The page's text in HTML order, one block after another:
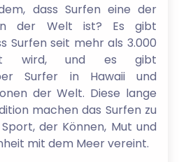
dass Surfen eine der
der Welt ist? Es gibt
Surfen seit mehr als 3.000
wird, und es gibt
Surfer in Hawaii und
der Welt. Diese lange
machen das Surfen zu
der Können, Mut und
mit dem Meer vereint.